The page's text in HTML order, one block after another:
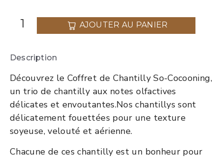
AJOUTER AU PANIER
Description
Découvrez le Coffret de Chantilly So-Cocooning,
un trio de chantilly aux notes olfactives
délicates et envoutantes.Nos chantillys sont
délicatement fouettées pour une texture
soyeuse, velouté et aérienne.
Chacune de ces chantilly est un bonheur pour